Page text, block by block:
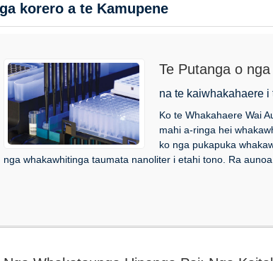
korero a te Kamupene
Te Putanga o
na te kaiwhakahaere i
Ko te Whakahaere Wai
mahi a-ringa hei
ko nga pukapuka
nga whakawhitinga taumata nanoliter i etahi tono. Ra